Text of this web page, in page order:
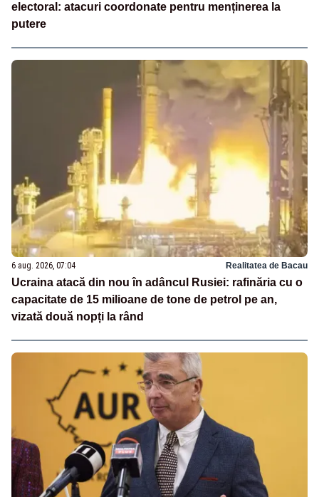
electoral: atacuri coordonate pentru menținerea la
putere
6 aug. 2026, 07:04 Realitatea de Bacau
Ucraina atacă din nou în adâncul Rusiei: rafinăria cu o
capacitate de 15 milioane de tone de petrol pe an,
vizată două nopți la rând